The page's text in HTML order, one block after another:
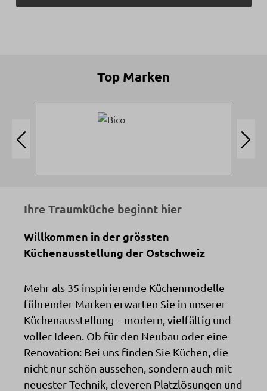
Top Marken
Ihre Traumküche beginnt hier
Willkommen in der grössten
Küchenausstellung der Ostschweiz
Mehr als 35 inspirierende Küchenmodelle
führender Marken erwarten Sie in unserer
Küchenausstellung – modern, vielfältig und
voller Ideen. Ob für den Neubau oder eine
Renovation: Bei uns finden Sie Küchen, die
nicht nur schön aussehen, sondern auch mit
neuester Technik, cleveren Platzlösungen und